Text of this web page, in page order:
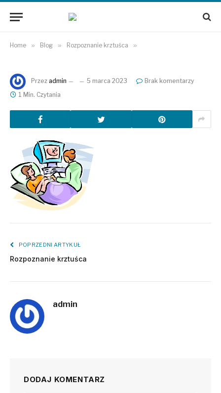
Home » Blog » Rozpoznanie krztuśca »
Przez admin 5 marca 2023
Brak komentarzy
1 Min. Czytania
POPRZEDNI ARTYKUŁ
Rozpoznanie krztuśca
admin
DODAJ KOMENTARZ